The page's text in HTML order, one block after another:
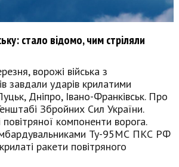
стало відомо, чим стріляли
ворожі війська з
завдали ударів крилатими
Дніпро, Івано-Франківськ. Про
Збройних Сил України.
компоненти ворога.
Ту-95МС ПКС РФ
ракети повітряного